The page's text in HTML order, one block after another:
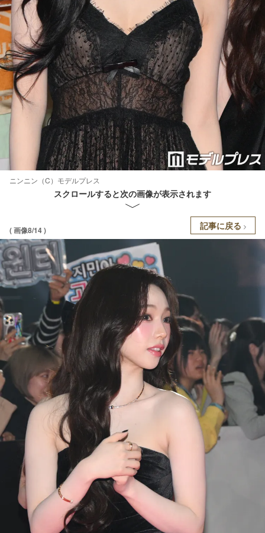
ニンニン（C）モデルプレス
スクロールすると次の画像が表示されます
( 画像8/14 ) 記事に戻る